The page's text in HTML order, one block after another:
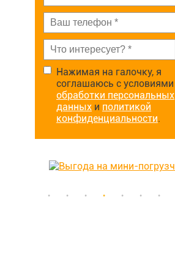
Нажимая на галочку, я
соглашаюсь с условиями
обработки персональных
данных и политикой
конфиденциальности.
УЗНАТЬ ЦЕНУ